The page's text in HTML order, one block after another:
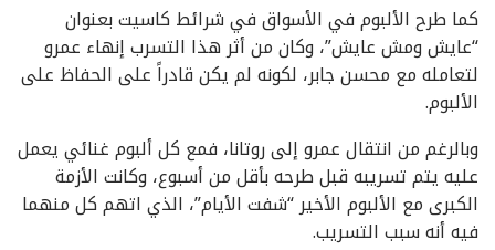
كما طرح الألبوم في الأسواق في شرائط كاسيت بعنوان
“عايش ومش عايش”، وكان من أثر هذا التسرب إنهاء عمرو
لتعامله مع محسن جابر، لكونه لم يكن قادراً على الحفاظ على
الألبوم.
وبالرغم من انتقال عمرو إلى روتانا، فمع كل ألبوم غنائي يعمل
عليه يتم تسريبه قبل طرحه بأقل من أسبوع، وكانت الأزمة
الكبرى مع الألبوم الأخير “شفت الأيام”، الذي اتهم كل منهما
فيه أنه سبب التسريب.